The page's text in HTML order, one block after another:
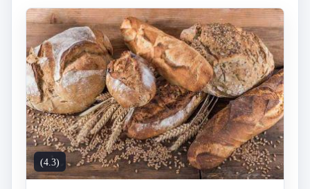
(4.3)